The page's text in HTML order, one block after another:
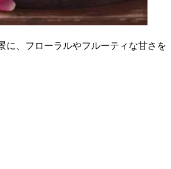
に、フローラルやフルーティな甘さを